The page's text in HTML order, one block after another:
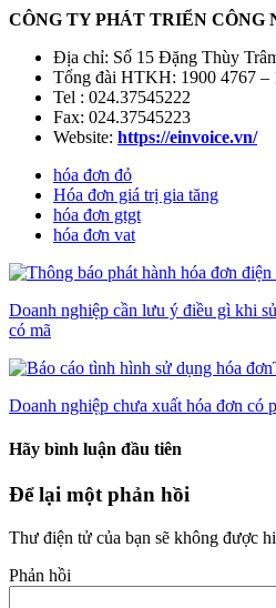
CÔNG TY PHÁT TRIỂN CÔNG
Địa chỉ: Số 15 Đặng Thùy
Tổng đài HTKH: 1900 4767 –
Tel : 024.37545222
Fax: 024.37545223
Website: https://einvoice.vn/
hóa đơn đỏ
Hóa đơn giá trị gia tăng
hóa đơn gtgt
hóa đơn vat
Doanh nghiệp cần lưu ý điều gì khi
có mã
Doanh nghiệp chưa xuất hóa đơn có
Hãy bình luận đầu tiên
Để lại một phản hồi
Thư điện tử của bạn sẽ không được
Phản hồi